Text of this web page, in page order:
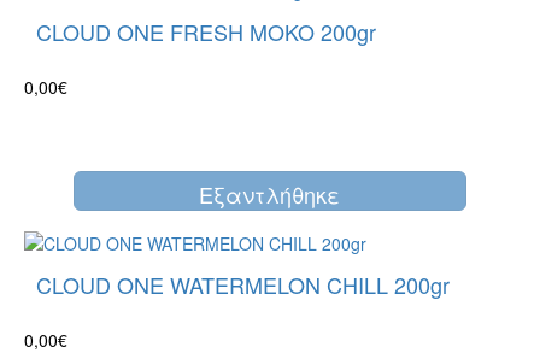
CLOUD ONE FRESH MOKO 200gr
0,00€
Eξαντλήθηκε
CLOUD ONE WATERMELON CHILL 200gr
0,00€